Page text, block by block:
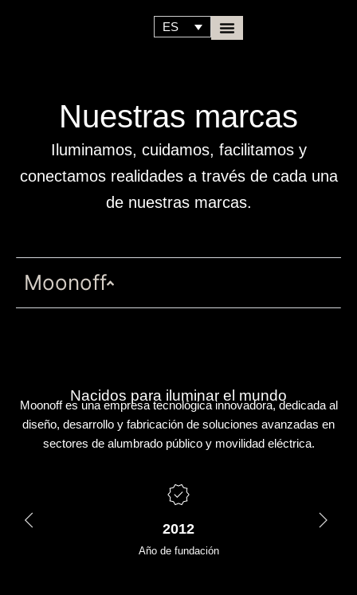
ES
Nuestras marcas
Iluminamos, cuidamos, facilitamos y
conectamos realidades a través de cada una
de nuestras marcas.
Moonoff
Nacidos para iluminar el mundo
Moonoff es una empresa tecnológica innovadora, dedicada al
diseño, desarrollo y fabricación de soluciones avanzadas en
sectores de alumbrado público y movilidad eléctrica.
2012
Año de fundación